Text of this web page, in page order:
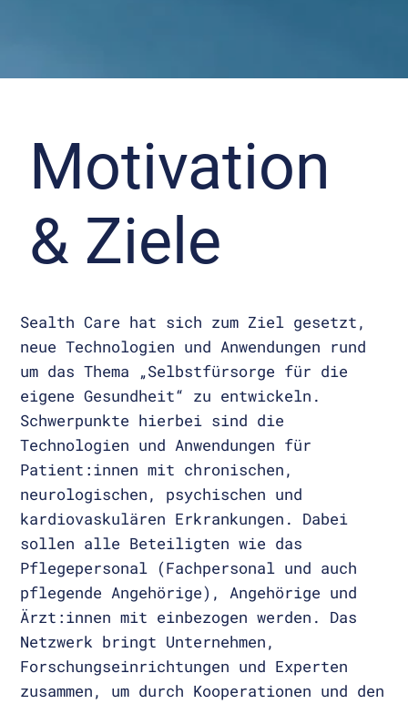
Motivation
& Ziele
Sealth Care hat sich zum Ziel gesetzt,
neue Technologien und Anwendungen rund
um das Thema „Selbstfürsorge für die
eigene Gesundheit“ zu entwickeln.
Schwerpunkte hierbei sind die
Technologien und Anwendungen für
Patient:innen mit chronischen,
neurologischen, psychischen und
kardiovaskulären Erkrankungen. Dabei
sollen alle Beteiligten wie das
Pflegepersonal (Fachpersonal und auch
pflegende Angehörige), Angehörige und
Ärzt:innen mit einbezogen werden. Das
Netzwerk bringt Unternehmen,
Forschungseinrichtungen und Experten
zusammen, um durch Kooperationen und den